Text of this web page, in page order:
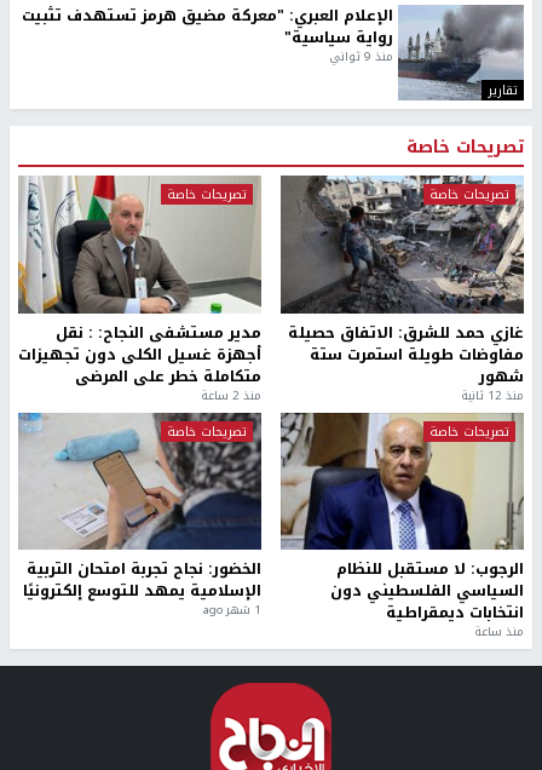
تقارير
الإعلام العبري: "معركة مضيق هرمز تستهدف تثبيت
رواية سياسية"
منذ 9 ثواني
تصريحات خاصة
تصريحات خاصة
غازي حمد للشرق: الاتفاق حصيلة
مفاوضات طويلة استمرت ستة
شهور
منذ 12 ثانية
تصريحات خاصة
مدير مستشفى النجاح: : نقل
أجهزة غسيل الكلى دون تجهيزات
متكاملة خطر على المرضى
منذ 2 ساعة
تصريحات خاصة
الرجوب: لا مستقبل للنظام
السياسي الفلسطيني دون
انتخابات ديمقراطية
منذ ساعة
تصريحات خاصة
الخضور: نجاح تجربة امتحان التربية
الإسلامية يمهد للتوسع إلكترونيًا
1 شهر ago